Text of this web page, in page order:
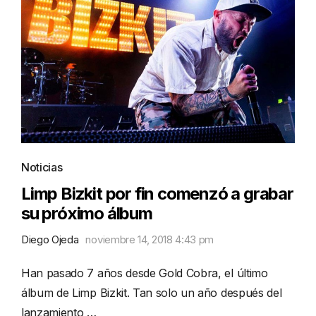
Noticias
Limp Bizkit por fin comenzó a grabar
su próximo álbum
Diego Ojeda noviembre 14, 2018 4:43 pm
Han pasado 7 años desde Gold Cobra, el último
álbum de Limp Bizkit. Tan solo un año después del
lanzamiento …